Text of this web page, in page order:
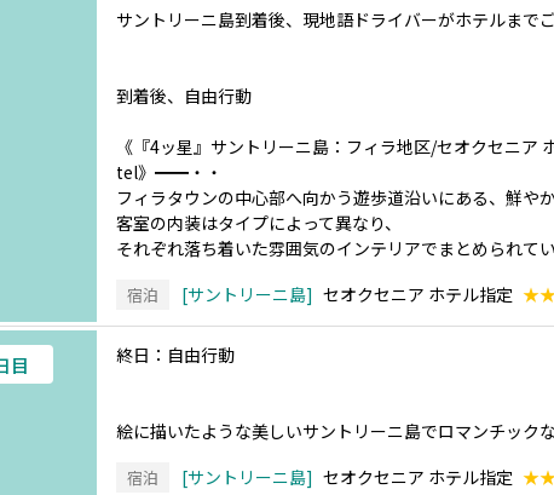
サントリーニ島到着後、現地語ドライバーがホテルまで
到着後、自由行動
《『4ッ星』サントリーニ島：フィラ地区/セオクセニ
tel》━━・・
フィラタウンの中心部へ向かう遊歩道沿いにある、鮮や
客室の内装はタイプによって異なり、
それぞれ落ち着いた雰囲気のインテリアでまとめられてい
宿泊 サントリーニ島 セオクセニア ホテル指定
目 終日：自由行動
絵に描いたような美しいサントリーニ島でロマンチック
宿泊 サントリーニ島 セオクセニア ホテル指定